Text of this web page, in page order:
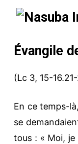
Évangile
(Lc 3, 15-
En ce temps-
se
tous : « Moi, je